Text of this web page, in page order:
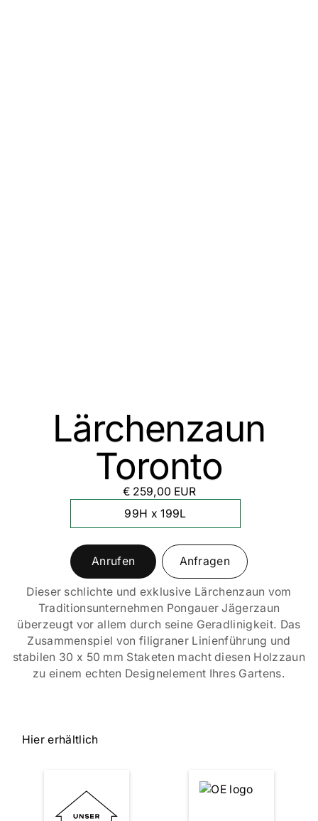
Lärchenzaun
Toronto
€ 259,00 EUR
99H x 199L
Anrufen Anfragen
Dieser schlichte und exklusive Lärchenzaun vom
Traditionsunternehmen Pongauer Jägerzaun
überzeugt vor allem durch seine Geradlinigkeit. Das
Zusammenspiel von filigraner Linienführung und
stabilen 30 x 50 mm Staketen macht diesen Holzzaun
zu einem echten Designelement Ihres Gartens.
Hier erhältlich